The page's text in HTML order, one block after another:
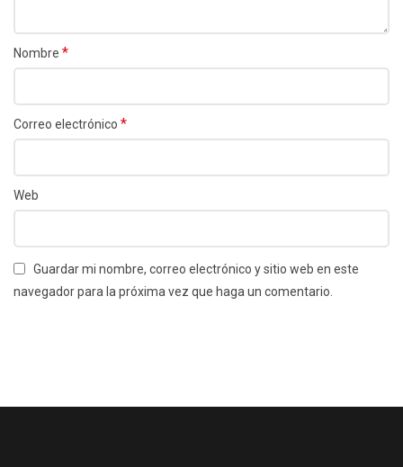
Nombre *
Correo electrónico *
Web
Guardar mi nombre, correo electrónico y sitio web en este
navegador para la próxima vez que haga un comentario.